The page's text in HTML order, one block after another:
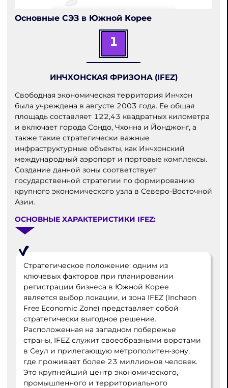
Основные СЭЗ в Южной Корее
1
ИНЧХОНСКАЯ ФРИЗОНА (IFEZ)
Свободная экономическая территория Инчхон
была учреждена в августе 2003 года. Ее общая
площадь составляет 122,43 квадратных километра
и включает города Сондо, Чхонна и Йонджонг, а
также такие стратегически важные
инфраструктурные объекты, как Инчхонский
международный аэропорт и портовые комплексы.
Создание данной зоны соответствует
государственной стратегии по формированию
крупного экономического узла в Северо-Восточной
Азии.
ОСНОВНЫЕ ХАРАКТЕРИСТИКИ IFEZ:
Стратегическое положение: одним из
ключевых факторов при планировании
регистрации бизнеса в Южной Корее
является выбор локации, и зона IFEZ (Incheon
Free Economic Zone) представляет собой
стратегически выгодное решение.
Расположенная на западном побережье
страны, IFEZ служит своеобразными воротами
в Сеул и прилегающую метрополитен-зону,
где проживает более 23 миллионов человек.
Это крупнейший центр экономического,
промышленного и территориального